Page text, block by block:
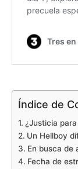
Índice de
¿Justicia
Un Hellboy
En busca de
Fecha de